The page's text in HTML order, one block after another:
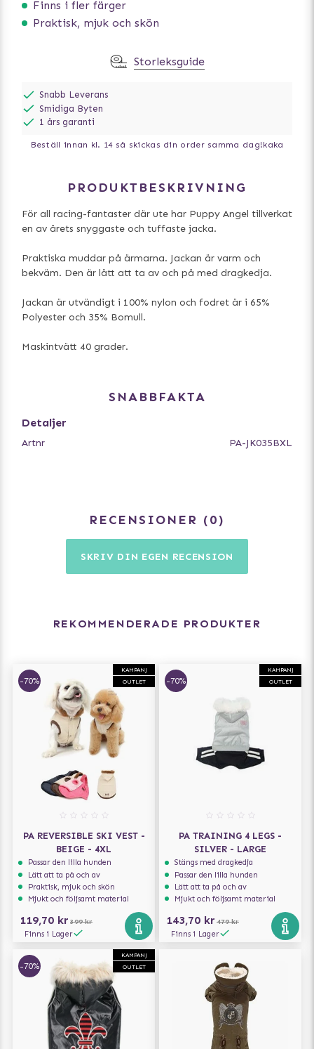
Finns i fler färger
Praktisk, mjuk och skön
Storleksguide
Snabb Leverans
Smidiga Byten
1 års garanti
Beställ innan kl. 14 så skickas din order samma dag!kaka
PRODUKTBESKRIVNING
För all racing-fantaster där ute har Puppy Angel tillverkat
en av årets snyggaste och tuffaste jacka.
Praktiska muddar på ärmarna. Jackan är varm och
bekväm. Den är lätt att ta av och på med dragkedja.
Jackan är utvändigt i 100% nylon och fodret är i 65%
Polyester och 35% Bomull.
Maskintvätt 40 grader.
SNABBFAKTA
Detaljer
Artnr PA-JK035BXL
RECENSIONER 0
SKRIV DIN EGEN RECENSION
REKOMMENDERADE PRODUKTER
KAMPANJ
OUTLET
-70%
PA REVERSIBLE SKI VEST -
BEIGE - 4XL
Passar den lilla hunden
Lätt att ta på och av
Praktisk, mjuk och skön
Mjukt och följsamt material
119,70 kr 399 kr
Finns i Lager
KAMPANJ
OUTLET
-70%
PA TRAINING 4 LEGS -
SILVER - LARGE
Stängs med dragkedja
Passar den lilla hunden
Lätt att ta på och av
Mjukt och följsamt material
143,70 kr 479 kr
Finns i Lager
KAMPANJ
OUTLET
-70%